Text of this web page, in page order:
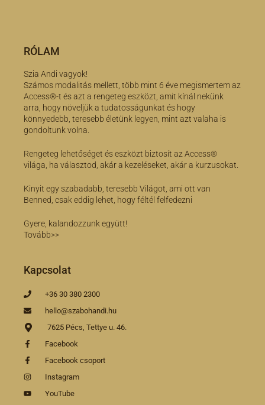
RÓLAM
Szia Andi vagyok!
Számos modalitás mellett, több mint 6 éve megismertem az
Access®-t és azt a rengeteg eszközt, amit kínál nekünk
arra, hogy növeljük a tudatosságunkat és hogy
könnyedebb, teresebb életünk legyen, mint azt valaha is
gondoltunk volna.
Rengeteg lehetőséget és eszközt biztosít az Access®
világa, ha választod, akár a kezeléseket, akár a kurzusokat.
Kinyit egy szabadabb, teresebb Világot, ami ott van
Benned, csak eddig lehet, hogy féltél felfedezni
Gyere, kalandozzunk együtt!
Tovább>>
Kapcsolat
+36 30 380 2300
hello@szabohandi.hu
7625 Pécs, Tettye u. 46.
Facebook
Facebook csoport
Instagram
YouTube